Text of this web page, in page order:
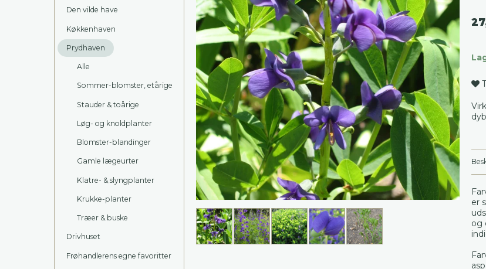
Den vilde have
Køkkenhaven
Prydhaven
Alle
Sommer-blomster, etårige
Stauder & toårige
Løg- og knoldplanter
Blomster-blandinger
Gamle lægeurter
Klatre- & slyngplanter
Krukke-planter
Træer & buske
Drivhuset
Frøhandlerens egne favoritter
er
og